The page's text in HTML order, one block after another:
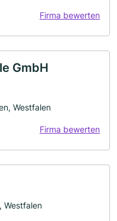
Firma bewerten
GmbH
Westfalen
Firma bewerten
Westfalen